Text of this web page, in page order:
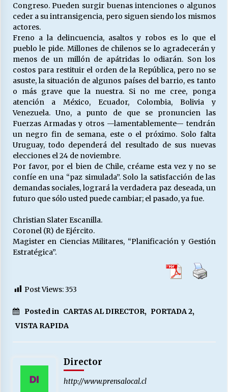
Congreso. Pueden surgir buenas intenciones o algunos
ceder a su intransigencia, pero siguen siendo los mismos
actores.
Freno a la delincuencia, asaltos y robos es lo que el
pueblo le pide. Millones de chilenos se lo agradecerán y
menos de un millón de apátridas lo odiarán. Son los
costos para restituir el orden de la República, pero no se
asuste, la situación de algunos países del barrio, es tanto
o más grave que la nuestra. Si no me cree, ponga
atención a México, Ecuador, Colombia, Bolivia y
Venezuela. Uno, a punto de que se pronuncien las
Fuerzas Armadas y otros —lamentablemente— tendrán
un negro fin de semana, este o el próximo. Solo falta
Uruguay, todo dependerá del resultado de sus nuevas
elecciones el 24 de noviembre.
Por favor, por el bien de Chile, créame esta vez y no se
confíe en una “paz simulada”. Solo la satisfacción de las
demandas sociales, logrará la verdadera paz deseada, un
futuro que sólo usted puede cambiar; el pasado, ya fue.
Christian Slater Escanilla.
Coronel (R) de Ejército.
Magister en Ciencias Militares, “Planificación y Gestión
Estratégica”.
Post Views:353
Posted in CARTAS AL DIRECTOR, PORTADA 2,
VISTA RAPIDA
Director
http://www.prensalocal.cl